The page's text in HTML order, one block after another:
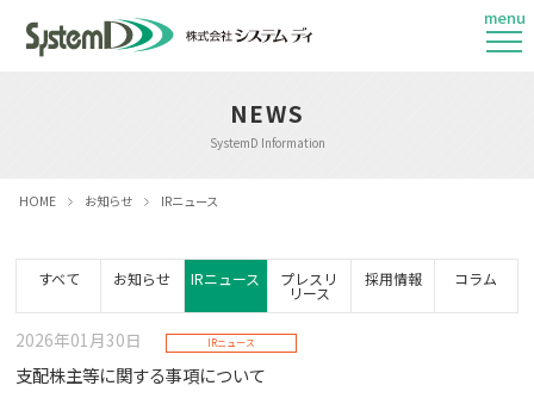
menu
NEWS
SystemD Information
HOME お知らせ IRニュース
すべて お知らせ IRニュース プレスリ
リース
採用情報 コラム
2026年01月30日 IRニュース
支配株主等に関する事項について